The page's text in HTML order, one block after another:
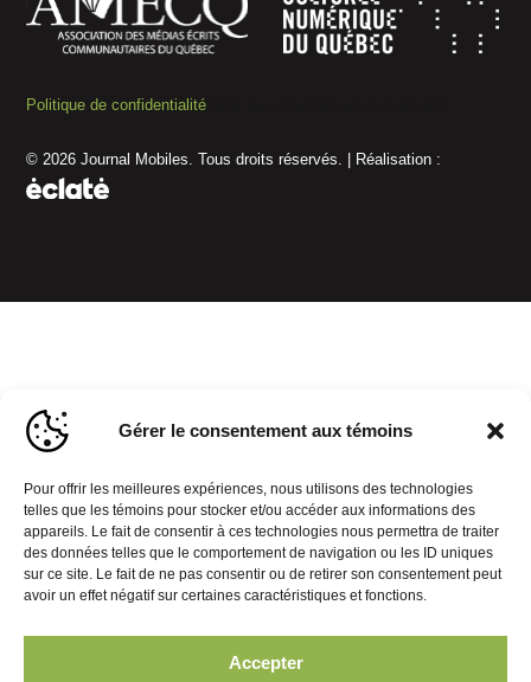
Gérer le consentement aux témoins
Pour offrir les meilleures expériences, nous utilisons des technologies
telles que les témoins pour stocker et/ou accéder aux informations des
appareils. Le fait de consentir à ces technologies nous permettra de traiter
des données telles que le comportement de navigation ou les ID uniques
sur ce site. Le fait de ne pas consentir ou de retirer son consentement peut
avoir un effet négatif sur certaines caractéristiques et fonctions.
Accepter
Politique de confidentialité
© 2026 Journal Mobiles. Tous droits réservés. | Réalisation :